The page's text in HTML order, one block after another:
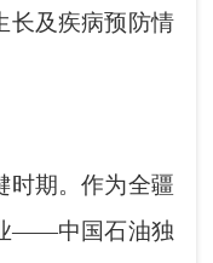
长及疾病预防情
期。作为全疆
——中国石油独